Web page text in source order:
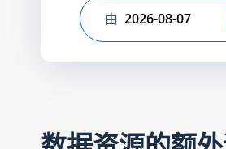
选择开始日期
由